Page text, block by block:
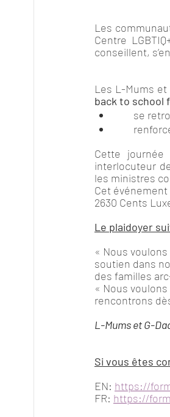
Les
Centre
conseillent,
Les L-Mums et
back to school
Cette
interlocuteur
les ministres
Cet événement
2630 Cents
Le plaidoyer
« Nous
soutien dans
des familles
« Nous
rencontrons
L-Mums et G-
Si vous êtes
EN: https://
FR: https://